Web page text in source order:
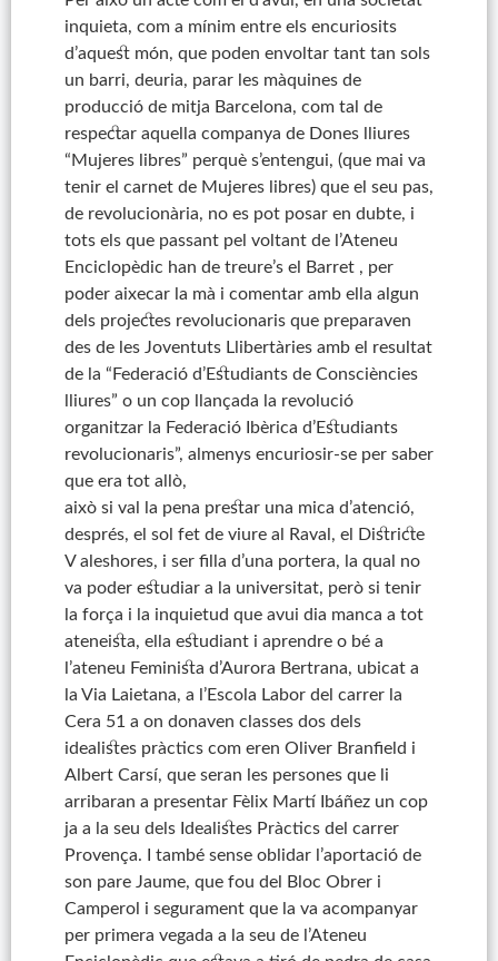
inquieta, com a mínim entre els encuriosits
d’aquest món, que poden envoltar tant tan sols
un barri, deuria, parar les màquines de
producció de mitja Barcelona, com tal de
respectar aquella companya de Dones lliures
“Mujeres libres” perquè s’entengui, (que mai va
tenir el carnet de Mujeres libres) que el seu pas,
de revolucionària, no es pot posar en dubte, i
tots els que passant pel voltant de l’Ateneu
Enciclopèdic han de treure’s el Barret , per
poder aixecar la mà i comentar amb ella algun
dels projectes revolucionaris que preparaven
des de les Joventuts Llibertàries amb el resultat
de la “Federació d’Estudiants de Consciències
lliures” o un cop llançada la revolució
organitzar la Federació Ibèrica d’Estudiants
revolucionaris”, almenys encuriosir-se per saber
que era tot allò,
això si val la pena prestar una mica d’atenció,
després, el sol fet de viure al Raval, el Districte
V aleshores, i ser filla d’una portera, la qual no
va poder estudiar a la universitat, però si tenir
la força i la inquietud que avui dia manca a tot
ateneista, ella estudiant i aprendre o bé a
l’ateneu Feminista d’Aurora Bertrana, ubicat a
la Via Laietana, a l’Escola Labor del carrer la
Cera 51 a on donaven classes dos dels
idealistes pràctics com eren Oliver Branfield i
Albert Carsí, que seran les persones que li
arribaran a presentar Fèlix Martí Ibáñez un cop
ja a la seu dels Idealistes Pràctics del carrer
Provença. I també sense oblidar l’aportació de
son pare Jaume, que fou del Bloc Obrer i
Camperol i segurament que la va acompanyar
per primera vegada a la seu de l’Ateneu